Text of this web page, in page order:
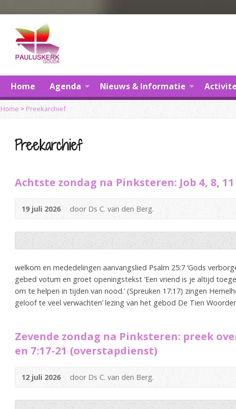
Home Agenda Nieuws & Informatie
Home > Preekarchief
Preekarchief
Achtste zondag na Pinksteren: Job 4, 8, 11
19 juli 2026 door Ds C. van den Berg.
welkom en mededelingen aanvangslied Psalm 25:7 ‘Gods
gebed votum en groet openingstekst ‘Een vriend is je altijd
om te helpen in tijden van nood.’ (Spreuken 17:17) zingen
geloof te veel verwachten’ lezing van het gebod De Tien
Zevende zondag na Pinksteren: preek
en 7:17-21 (overstapdienst)
12 juli 2026 door Ds C. van den Berg.